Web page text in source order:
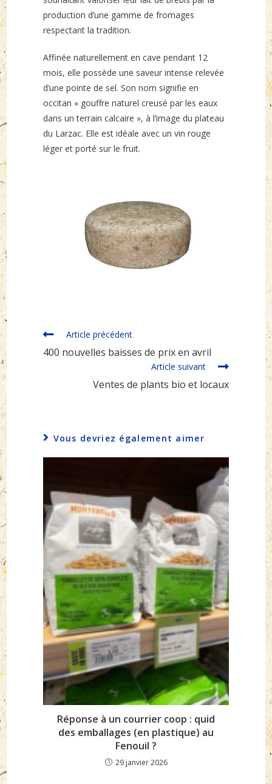
production d’une gamme de fromages
respectant la tradition.
Affinée naturellement en cave pendant 12
mois, elle possède une saveur intense relevée
d’une pointe de sel. Son nom signifie en
occitan « gouffre naturel creusé par les eaux
dans un terrain calcaire », à l’image du plateau
du Larzac. Elle est idéale avec un vin rouge
léger et porté sur le fruit.
Read
articles
Article précédent
400 nouvelles baisses de prix en avril
Article suivant
Ventes de plants bio et locaux
Vous devriez également aimer
Réponse à un courrier coop : quid
des emballages (en plastique) au
Fenouil ?
29 janvier 2026